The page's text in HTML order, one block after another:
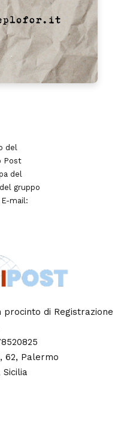
del
Post
del
gruppo
E-mail:
di Registrazione
62, Palermo
Sicilia